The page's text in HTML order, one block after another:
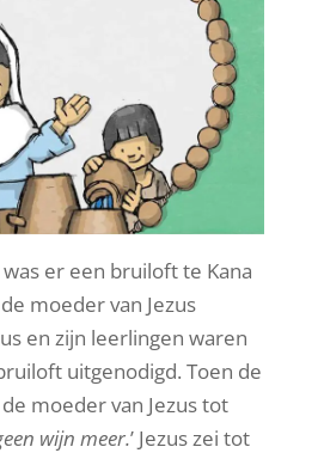
er een bruiloft te Kana
moeder van Jezus
en zijn leerlingen waren
uitgenodigd. Toen de
moeder van Jezus tot
wijn meer.’ Jezus zei tot